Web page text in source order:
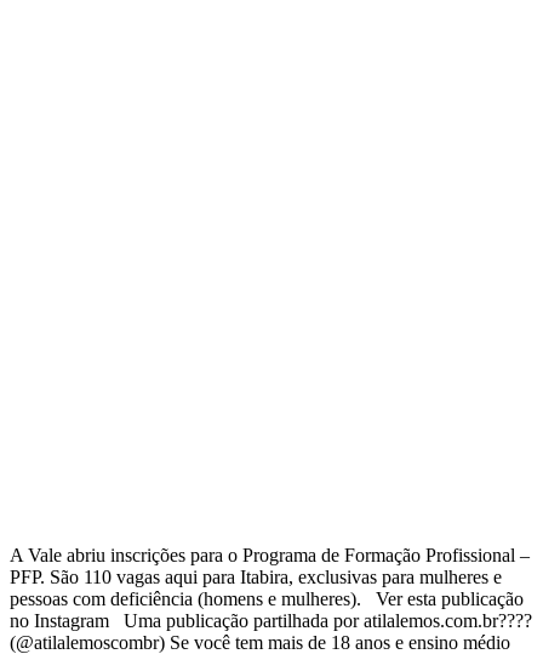
A Vale abriu inscrições para o Programa de Formação Profissional –
PFP. São 110 vagas aqui para Itabira, exclusivas para mulheres e
pessoas com deficiência (homens e mulheres). Ver esta publicação
no Instagram Uma publicação partilhada por atilalemos.com.br????
(@atilalemoscombr) Se você tem mais de 18 anos e ensino médio